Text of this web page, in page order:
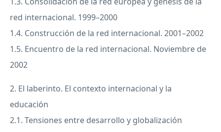
red internacional. 1999–2000
1.4. Construcción de la red internacional. 2001–2002
1.5. Encuentro de la red internacional. Noviembre de
2002
2. El laberinto. El contexto internacional y la
educación
2.1. Tensiones entre desarrollo y globalización